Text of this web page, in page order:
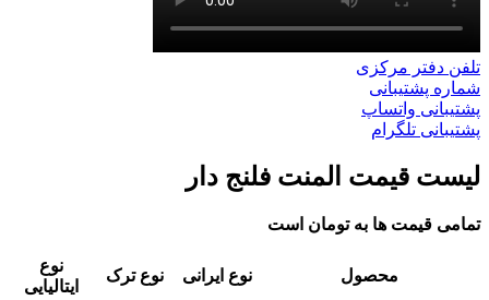
تلفن دفتر مرکزی
شماره پشتیبانی
پشتیبانی واتساپ
پشتیبانی تلگرام
لیست قیمت المنت فلنج دار
تمامی قیمت ها به تومان است
محصول نوع ایرانی نوع ترک
نوع
ایتالیایی